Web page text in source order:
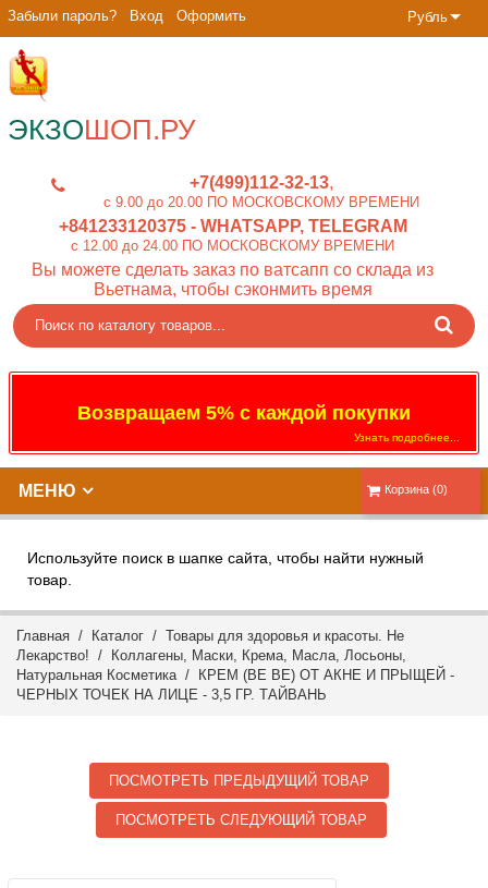
Рубль
Забыли пароль? Вход Оформить
ЭКЗОШОП.РУ
+7(499)112-32-13
c 9.00 до 20.00 ПО МОСКОВСКОМУ ВРЕМЕНИ
+841233120375- WHATSAPP, TELEGRAM
c 12.00 до 24.00 ПО МОСКОВСКОМУ ВРЕМЕНИ
Вы можете сделать заказ по ватсапп со склада из
Вьетнама, чтобы сэконмить время
Возвращаем 5% с каждой покупки
Узнать подробнее...
Корзина (0)
МЕНЮ
Используйте поиск в шапке сайта, чтобы найти нужный
товар.
Главная / Каталог / Товары для здоровья и красоты. Не
Лекарство! /
Коллагены, Маски, Крема, Масла, Лосьоны,
Натуральная Косметика/ КРЕМ (BE BE) ОТ АКНЕ И ПРЫЩЕЙ -
ЧЕРНЫХ ТОЧЕК НА ЛИЦЕ - 3,5 ГР. ТАЙВАНЬ
ПОСМОТРЕТЬ ПРЕДЫДУЩИЙ ТОВАР
ПОСМОТРЕТЬ СЛЕДУЮЩИЙ ТОВАР